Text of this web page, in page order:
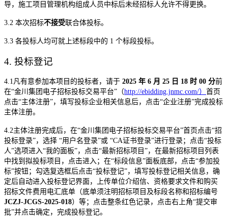
导，施工项目管理机构组成人员中标后未经招标人允许不得更换。
3.2 本次招标不接受联合体投标。
3.3 各投标人均可就上述标段中的 1 个标段投标。
4. 投标登记
4.1凡有意参加本项目的投标者，请于 2025 年 6 月 25 日 18 时 00 分前
在“金川集团电子招标投标交易平台”（http://ebidding.jnmc.com/） 首页
点击“主体注册”，填写投标企业相关信息后，点击“企业注册”完成投标
主体注册。
4.2主体注册完成后，在“金川集团电子招标投标交易平台”首页点击“招
投标登录”，选择 “用户名登录”或 “CA证书登录”进行登录；点击“投标
人”选项进入“我的面板”，点击“最新招标项目”，在最新招标项目列表
中找到拟投标项目，点击进入；在“标段信息”面板底部，点击“参加投
标”按钮；勾选复选框后点击“投标登记”，填写投标登记相关信息，确
定后自动进入投标登记界面，
上传单位介绍信、 资格要求文件和购买
招标文件费用电汇底单（底单须注明招标项目及标段名称和招标编号
JCZJ-JCGS-2025-018）等； 点击整条红色记录，点击右上角“提交审
批”并点击确定，完成投标登记。